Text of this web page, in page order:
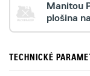
Manitou
plošina
TECHNICKÉ